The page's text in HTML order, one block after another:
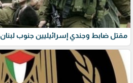
مقتل ضابط وجندي إسرائيليين جنوب لبنان